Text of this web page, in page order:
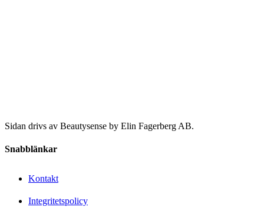
Sidan drivs av Beautysense by Elin Fagerberg AB.
Snabblänkar
Kontakt
Integritetspolicy